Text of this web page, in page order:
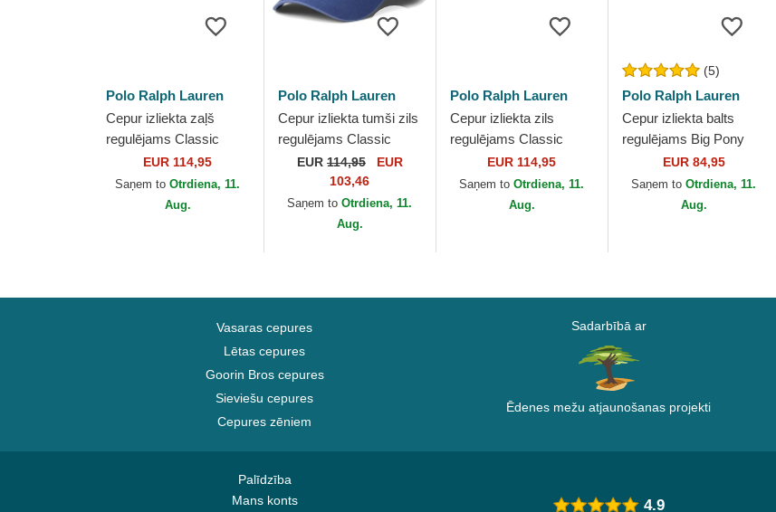
Polo Ralph Lauren
Cepur izliekta zaļš
regulējams Classic
Sport Twill Bear no Polo
Ralph Lauren
EUR 114,95
Saņem toOtrdiena, 11.
Aug.
Polo Ralph Lauren
Cepur izliekta tumši zils
regulējams Classic
Sport Twill Bear no Polo
Ralph Lauren
EUR 114,95
EUR
103,46
Saņem toOtrdiena, 11.
Aug.
Polo Ralph Lauren
Cepur izliekta zils
regulējams Classic
Sport Twill Bear no Polo
Ralph Lauren
EUR 114,95
Saņem toOtrdiena, 11.
Aug.
(5)
Polo Ralph Lauren
Cepur izliekta balts
regulējams Big Pony
Chino Classic Sport no
Polo Ralph Lauren
EUR 84,95
Saņem toOtrdiena, 11.
Aug.
Vasaras cepures
Lētas cepures
Goorin Bros cepures
Sieviešu cepures
Cepures zēniem
Sadarbībā ar
Ēdenes mežu atjaunošanas projekti
Palīdzība
Mans konts
4.9